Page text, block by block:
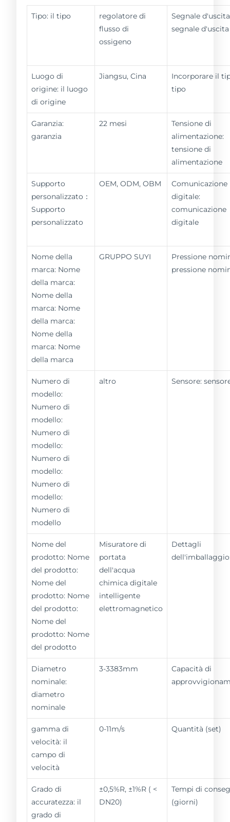
Tipo: il tipo
regolatore di
flusso di
ossigeno
Segnale
segnale d'uscita
Luogo di
origine: il luogo
di origine
Jiangsu, Cina
Incorporare il
tipo
Garanzia:
garanzia
22 mesi
Tensione di
alimentazione:
tensione di
alimentazione
Supporto
personalizzato：
Supporto
personalizzato
OEM, ODM, OBM
Comunicazione
digitale:
comunicazione
digitale
Nome della
marca: Nome
della marca:
Nome della
marca: Nome
della marca:
Nome della
marca: Nome
della marca
GRUPPO SUYI
Pressione
pressione
Numero di
modello:
Numero di
modello:
Numero di
modello:
Numero di
modello:
Numero di
modello:
Numero di
modello
altro Sensore:
Nome del
prodotto: Nome
del prodotto:
Nome del
prodotto: Nome
del prodotto:
Nome del
prodotto: Nome
del prodotto
Misuratore di
portata
dell'acqua
chimica digitale
intelligente
elettromagnetico
Dettagli
Diametro
nominale:
diametro
nominale
3-3383mm
Capacità di
gamma di
velocità: il
campo di
velocità
0-11m/s Quantità (set)
Grado di
accuratezza: il
grado di
±0,5%R, ±1%R ( <
DN20)
Tempi di
(giorni)